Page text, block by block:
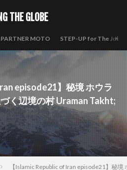
THE GLOBE
PARTNER MOTO STEP-UP for The
episode21】秘境 ホウラ
く辺境の村 Uraman Takht;
【Islamic Republic of Iran episode21】秘